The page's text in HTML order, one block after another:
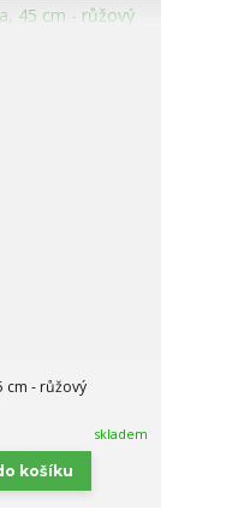
cm - růžový
skladem
košíku